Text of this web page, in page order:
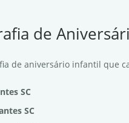
de
de aniversário infantil que
SC
SC